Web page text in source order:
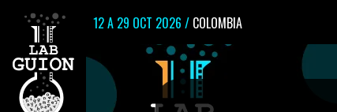
12 A 29 OCT 2026 / COLOMBIA